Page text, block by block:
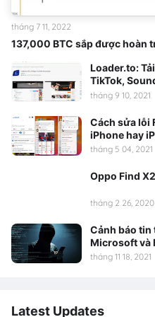
137,000 BTC sắp được hoàn
tháng 7 11, 2022
Loader.to:
TikTok,
tháng 9 10, 2021
Cách sửa lỗi
iPhone hay
tháng 5 04, 2021
Oppo Find
tháng 2 26, 2020
Cảnh báo tin
Microsoft và
tháng 11 18, 2021
Latest Updates